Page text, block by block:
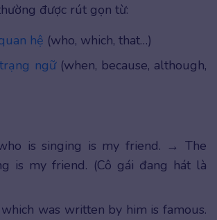
được rút gọn từ:
hệ (who, which, that…)
ngữ(when, because, although,
is singing is my friend. → The
is my friend. (Cô gái đang hát là
was written by him is famous.